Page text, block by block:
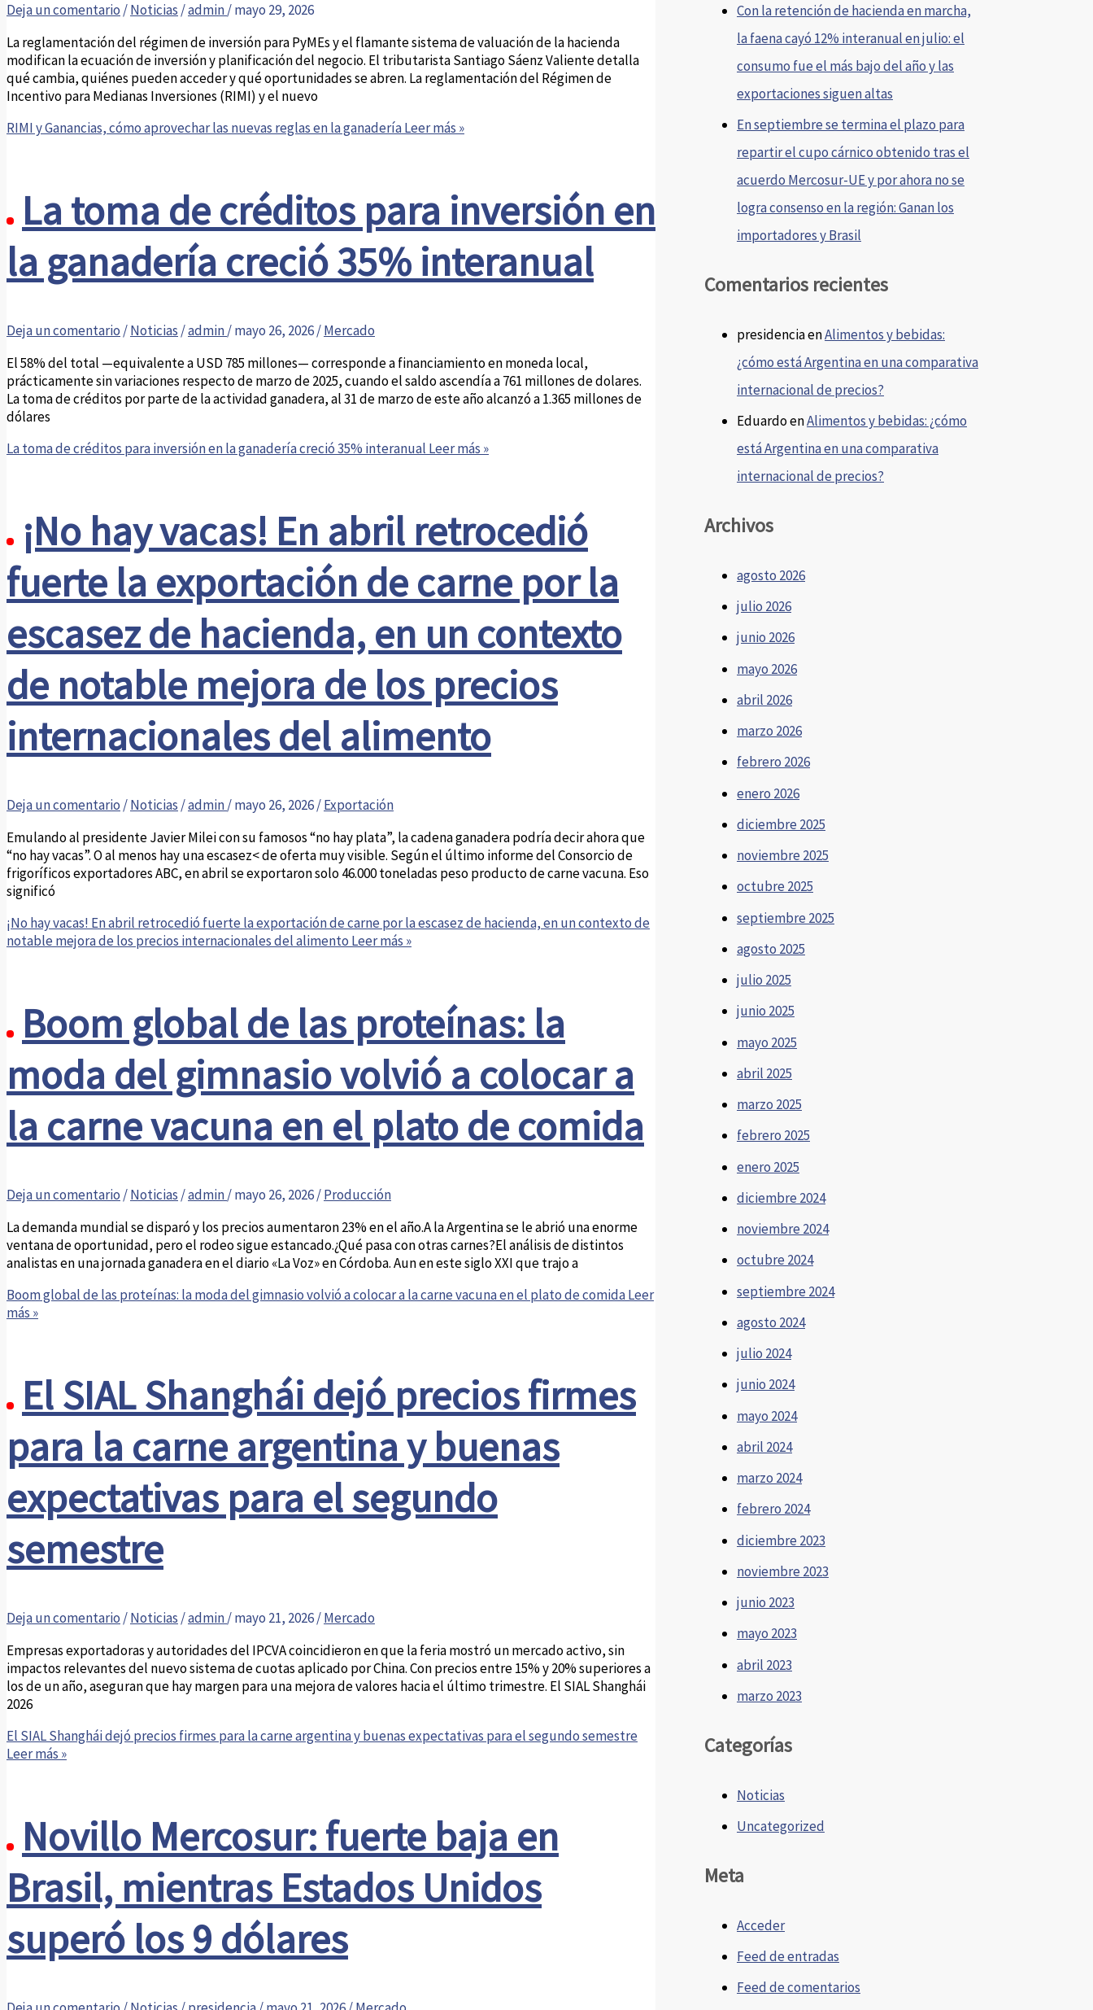
Deja un comentario /Noticias /admin/mayo 29, 2026
La reglamentación del régimen de inversión para PyMEs y el flamante sistema de valuación de la hacienda
modifican la ecuación de inversión y planificación del negocio. El tributarista Santiago Sáenz Valiente detalla
qué cambia, quiénes pueden acceder y qué oportunidades se abren. La reglamentación del Régimen de
Incentivo para Medianas Inversiones (RIMI) y el nuevo
RIMI y Ganancias, cómo aprovechar las nuevas reglas en la ganaderíaLeer más »
La toma de créditos para inversión en
la ganadería creció 35% interanual
Deja un comentario /Noticias /admin/mayo 26, 2026/Mercado
El 58% del total —equivalente a USD 785 millones— corresponde a financiamiento en moneda local,
prácticamente sin variaciones respecto de marzo de 2025, cuando el saldo ascendía a 761 millones de dolares.
La toma de créditos por parte de la actividad ganadera, al 31 de marzo de este año alcanzó a 1.365 millones de
dólares
La toma de créditos para inversión en la ganadería creció 35% interanual Leer más »
¡No hay vacas! En abril retrocedió
fuerte la exportación de carne por la
escasez de hacienda, en un contexto
de notable mejora de los precios
internacionales del alimento
Deja un comentario /Noticias /admin/mayo 26, 2026/Exportación
Emulando al presidente Javier Milei con su famosos “no hay plata”, la cadena ganadera podría decir ahora que
“no hay vacas”. O al menos hay una escasez< de oferta muy visible. Según el último informe del Consorcio de
frigoríficos exportadores ABC, en abril se exportaron solo 46.000 toneladas peso producto de carne vacuna. Eso
significó
¡No hay vacas! En abril retrocedió fuerte la exportación de carne por la escasez de hacienda, en un contexto de
notable mejora de los precios internacionales del alimento Leer más »
Boom global de las proteínas: la
moda del gimnasio volvió a colocar a
la carne vacuna en el plato de comida
Deja un comentario /Noticias /admin/mayo 26, 2026/Producción
La demanda mundial se disparó y los precios aumentaron 23% en el año.A la Argentina se le abrió una enorme
ventana de oportunidad, pero el rodeo sigue estancado.¿Qué pasa con otras carnes?El análisis de distintos
analistas en una jornada ganadera en el diario «La Voz» en Córdoba. Aun en este siglo XXI que trajo a
Boom global de las proteínas: la moda del gimnasio volvió a colocar a la carne vacuna en el plato de comidaLeer
más »
El SIAL Shanghái dejó precios firmes
para la carne argentina y buenas
expectativas para el segundo
semestre
Deja un comentario /Noticias /admin/mayo 21, 2026/Mercado
Empresas exportadoras y autoridades del IPCVA coincidieron en que la feria mostró un mercado activo, sin
impactos relevantes del nuevo sistema de cuotas aplicado por China. Con precios entre 15% y 20% superiores a
los de un año, aseguran que hay margen para una mejora de valores hacia el último trimestre. El SIAL Shanghái
2026
El SIAL Shanghái dejó precios firmes para la carne argentina y buenas expectativas para el segundo semestre
Leer más »
Novillo Mercosur: fuerte baja en
Brasil, mientras Estados Unidos
superó los 9 dólares
Con la retención de hacienda en marcha,
la faena cayó 12% interanual en julio: el
consumo fue el más bajo del año y las
exportaciones siguen altas
En septiembre se termina el plazo para
repartir el cupo cárnico obtenido tras el
acuerdo Mercosur-UE y por ahora no se
logra consenso en la región: Ganan los
importadores y Brasil
Comentarios recientes
presidenciaenAlimentos y bebidas:
¿cómo está Argentina en una comparativa
internacional de precios?
EduardoenAlimentos y bebidas: ¿cómo
está Argentina en una comparativa
internacional de precios?
Archivos
agosto 2026
julio 2026
junio 2026
mayo 2026
abril 2026
marzo 2026
febrero 2026
enero 2026
diciembre 2025
noviembre 2025
octubre 2025
septiembre 2025
agosto 2025
julio 2025
junio 2025
mayo 2025
abril 2025
marzo 2025
febrero 2025
enero 2025
diciembre 2024
noviembre 2024
octubre 2024
septiembre 2024
agosto 2024
julio 2024
junio 2024
mayo 2024
abril 2024
marzo 2024
febrero 2024
diciembre 2023
noviembre 2023
junio 2023
mayo 2023
abril 2023
marzo 2023
Categorías
Noticias
Uncategorized
Meta
Acceder
Feed de entradas
Feed de comentarios